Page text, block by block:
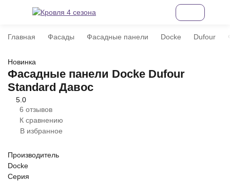
Главная Фасады Фасадные панели Docke Dufour
Новинка
Фасадные панели Docke Dufour
Standard Давос
5.0
6 отзывов
К сравнению
В избранное
Производитель
Docke
Серия